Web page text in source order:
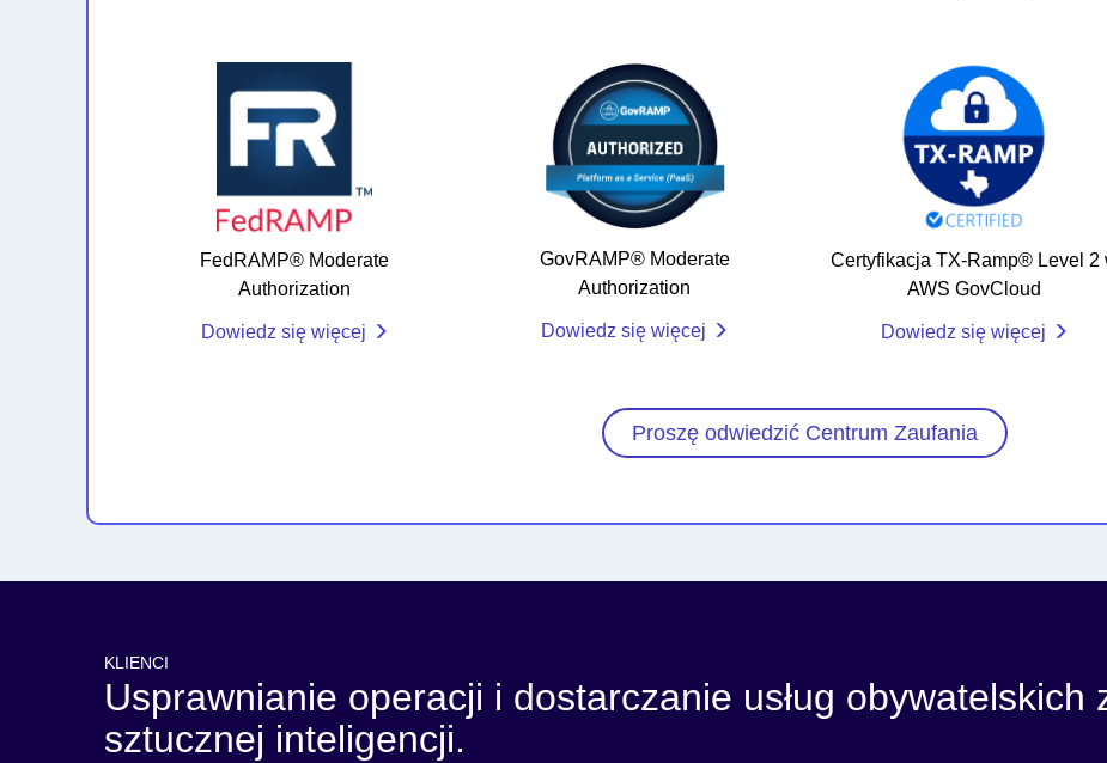
FedRAMP® Moderate
Authorization
Dowiedz się więcej
GovRAMP® Moderate
Authorization
Dowiedz się więcej
Certyfikacja TX-Ramp® Level 2
AWS GovCloud
Dowiedz się więcej
Proszę odwiedzić Centrum Zaufania
KLIENCI
Usprawnianie operacji i dostarczanie usług obywatelskich
sztucznej inteligencji.